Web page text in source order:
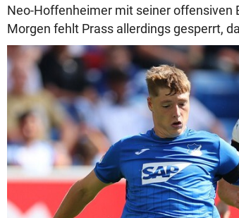
Neo-Hoffenheimer mit seiner offensiven
Morgen fehlt Prass allerdings gesperrt,